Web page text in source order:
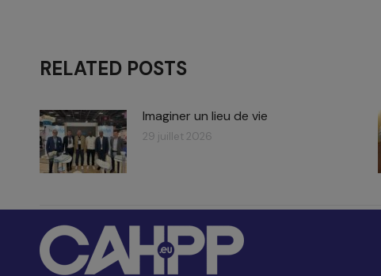
RELATED POSTS
Imaginer un lieu de vie
29 juillet 2026